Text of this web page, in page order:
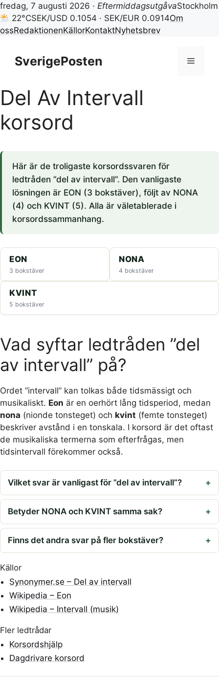
fredag, 7 augusti 2026 · EftermiddagsutgåvaStockholm
22°CSEK/USD 0.1054 · SEK/EUR 0.0914Om
ossRedaktionenKällorKontaktNyhetsbrev
innehållSverigePosten Meny
Del Av Intervall
korsord
Här är de troligaste korsordssvaren för
ledtråden ”del av intervall”. Den vanligaste
lösningen är EON (3 bokstäver), följt av NONA
(4) och KVINT (5). Alla är väletablerade i
korsordssammanhang.
EON
3 bokstäver
NONA
4 bokstäver
KVINT
5 bokstäver
Vad syftar ledtråden ”del
av intervall” på?
Ordet ”intervall” kan tolkas både tidsmässigt och
musikaliskt. Eon är en oerhört lång tidsperiod, medan
nona (nionde tonsteget) och kvint (femte tonsteget)
beskriver avstånd i en tonskala. I korsord är det oftast
de musikaliska termerna som efterfrågas, men
tidsintervall förekommer också.
Vilket svar är vanligast för ”del av intervall”?
Betyder NONA och KVINT samma sak?
Finns det andra svar på fler bokstäver?
Källor
Synonymer.se – Del av intervall
Wikipedia – Eon
Wikipedia – Intervall (musik)
Fler ledtrådar
Korsordshjälp
Dagdrivare korsord